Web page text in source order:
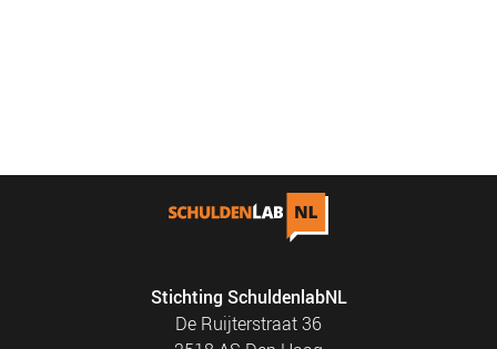
Stichting SchuldenlabNL
De Ruijterstraat 36